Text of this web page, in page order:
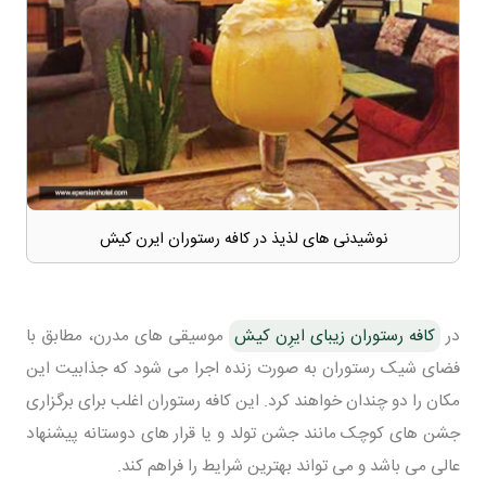
نوشیدنی های لذیذ در کافه رستوران ایرن کیش
در کافه رستوران زیبای ایرِن کیش موسیقی های مدرن، مطابق با
فضای شیک رستوران به صورت زنده اجرا می شود که جذابیت این
مکان را دو چندان خواهند کرد. این کافه رستوران اغلب برای برگزاری
جشن های کوچک مانند جشن تولد و یا قرار های دوستانه پیشنهاد
عالی می باشد و می تواند بهترین شرایط را فراهم کند.